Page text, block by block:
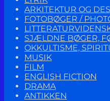
ARKITEKTUR OG
FOTOBØGER /
SJÆLDNE BØGER,
OKKULTISME,
MUSIK
FILM
ENGLISH FICTION
DRAMA
ANTIKKEN